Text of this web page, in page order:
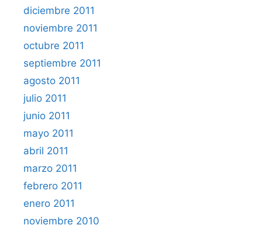
diciembre 2011
noviembre 2011
octubre 2011
septiembre 2011
agosto 2011
julio 2011
junio 2011
mayo 2011
abril 2011
marzo 2011
febrero 2011
enero 2011
noviembre 2010